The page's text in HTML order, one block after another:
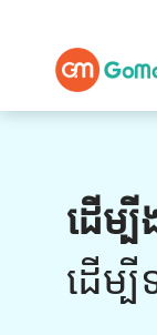
ដើម្
ដើម្
អត្ថប្រយោ
ការ
ការថ
ទទួលបាន